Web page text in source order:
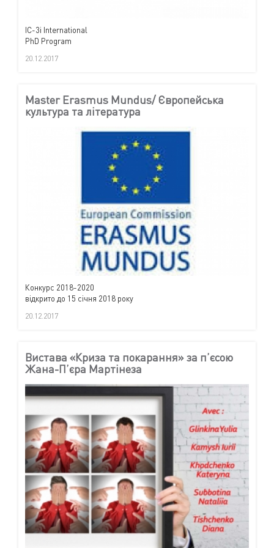
IC-3i International
PhD Program
20.12.2017
Master Erasmus Mundus/ Європейська
культура та література
Конкурс 2018-2020
відкрито до 15 січня 2018 року
20.12.2017
Вистава «Криза та покарання» за п’єсою
Жана-П’єра Мартінеза